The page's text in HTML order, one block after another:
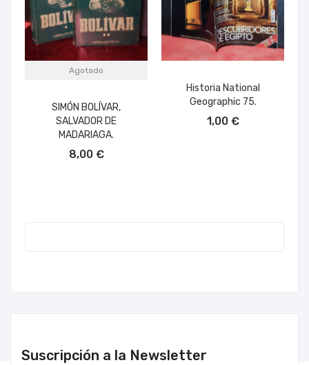
Agotado
SIMÓN BOLÍVAR,
SALVADOR DE
MADARIAGA.
8,00 €
Historia National
Geographic 75.
1,00 €
Suscripción a la Newsletter